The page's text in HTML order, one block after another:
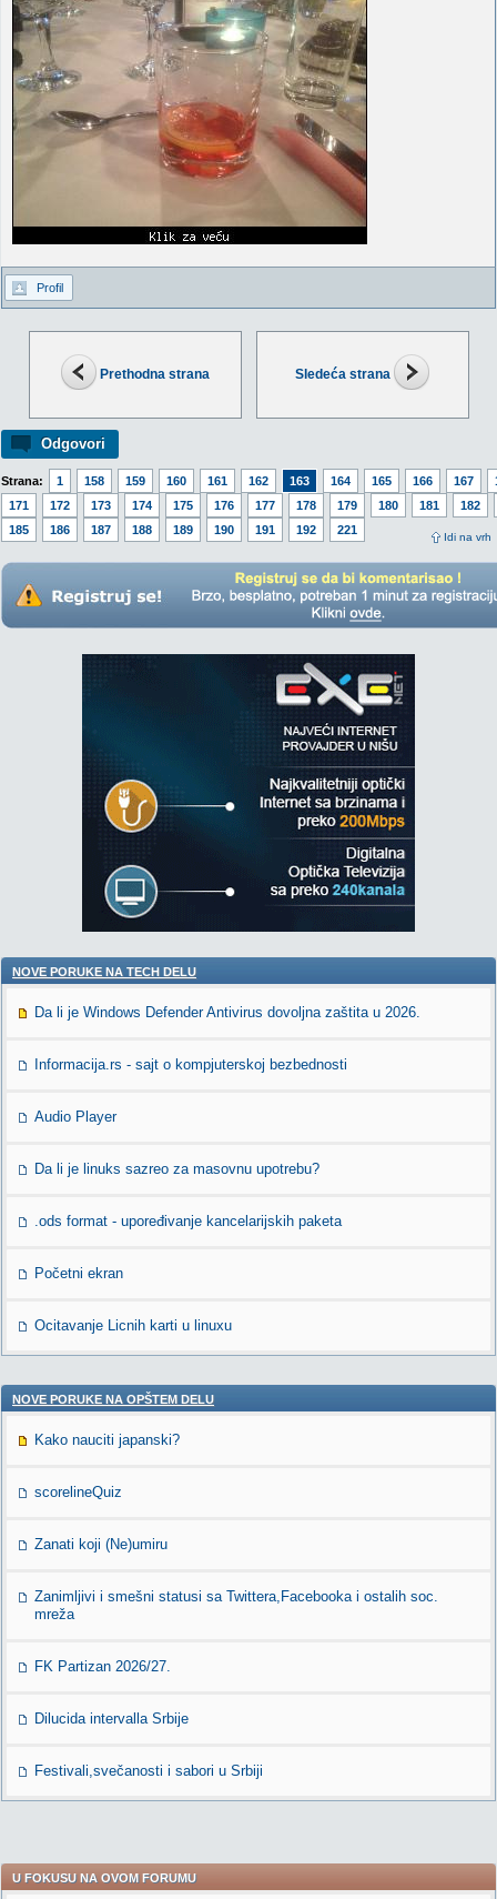
Prethodna strana Sledeća strana
Odgovori
Strana: 1 158 159 160 161 162 163 164 165 166 167
171
172 173 174 175 176 177 178 179 180 181
182
185
186 187 188 189 190 191 192 221
Idi na vrh
Profil
NOVE PORUKE NA TECH DELU
Da li je Windows Defender Antivirus dovoljna zaštita u 2026.
Informacija.rs - sajt o kompjuterskoj bezbednosti
Audio Player
Da li je linuks sazreo za masovnu upotrebu?
.ods format - upoređivanje kancelarijskih paketa
Početni ekran
Ocitavanje Licnih karti u linuxu
NOVE PORUKE NA OPŠTEM DELU
Kako nauciti japanski?
scorelineQuiz
Zanati koji (Ne)umiru
Zanimljivi i smešni statusi sa Twittera,Facebooka i ostalih soc.
mreža
FK Partizan 2026/27.
Dilucida intervalla Srbije
Festivali,svečanosti i sabori u Srbiji
U FOKUSU NA OVOM FORUMU